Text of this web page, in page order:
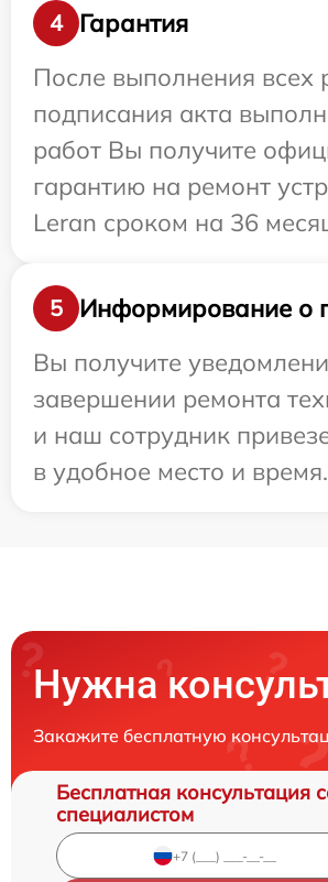
4
Гарантия
После выполнения всех
подписания акта
работ Вы получите
гарантию на ремонт
Leran сроком на 36
5
Информирование о
Вы получите
завершении ремонта
и наш сотрудник
в удобное место и время.
Нужна
Закажите бесплатную
Бесплатная консультация
специалистом